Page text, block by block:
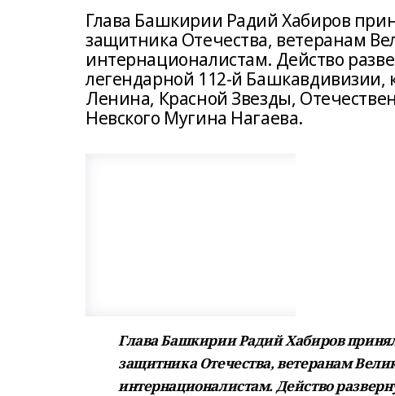
Глава Башкирии Радий Хабиров
защитника Отечества, ветеранам
интернационалистам. Действо
легендарной 112-й Башкавдивизии,
Ленина, Красной Звезды,
Невского Мугина Нагаева.
Глава Башкирии Радий Хабиров
защитника Отечества, ветеранам
интернационалистам. Действо